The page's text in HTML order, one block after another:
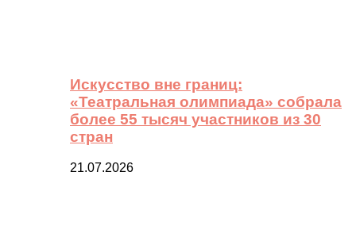
Искусство вне границ:
«Театральная олимпиада» собрала
более 55 тысяч участников из 30
стран
21.07.2026